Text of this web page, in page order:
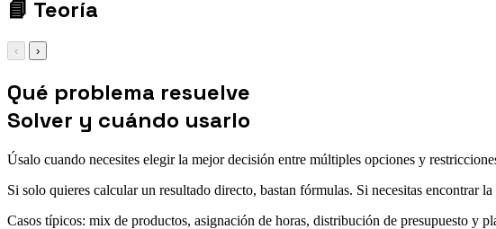
📘 Teoría
‹ ›
Qué problema resuelve
Solver y cuándo usarlo
Úsalo cuando necesites elegir la mejor decisión entre múltiples opciones y
Si solo quieres calcular un resultado directo, bastan fórmulas. Si necesitas encontrar
Casos típicos: mix de productos, asignación de horas, distribución de presupuesto y